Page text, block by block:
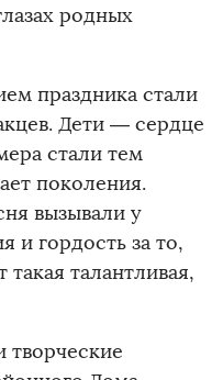
родных
праздника стали
Дети — сердце
стали тем
поколения.
вызывали у
и гордость за то,
талантливая,
творческие